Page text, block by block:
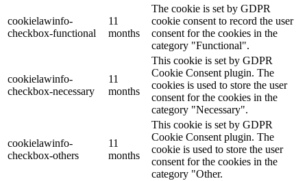
cookielawinfo-
checkbox-functional
11
months
The cookie is set by GDPR
cookie consent to record the user
consent for the cookies in the
category "Functional".
cookielawinfo-
checkbox-necessary
11
months
This cookie is set by GDPR
Cookie Consent plugin. The
cookies is used to store the user
consent for the cookies in the
category "Necessary".
cookielawinfo-
checkbox-others
11
months
This cookie is set by GDPR
Cookie Consent plugin. The
cookie is used to store the user
consent for the cookies in the
category "Other.